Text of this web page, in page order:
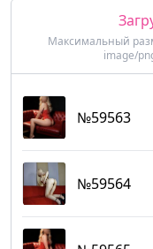
Максимальный
image/
№59563
№59564